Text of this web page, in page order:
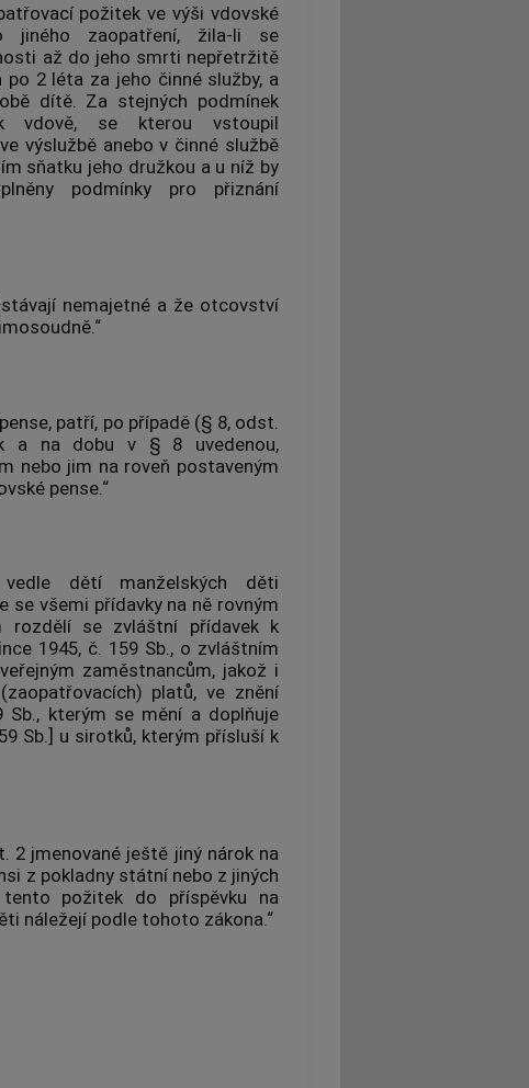
požitek ve výši vdovské
jiného zaopatření, žila-li se
až do jeho smrti nepřetržitě
2 léta za jeho činné služby, a
dítě. Za stejných podmínek
vdově, se kterou vstoupil
výslužbě anebo v činné službě
sňatku jeho družkou a u níž by
podmínky pro přiznání
nemajetné a že otcovství
patří, po případě (§ 8, odst.
a na dobu v § 8 uvedenou,
nebo jim na roveň postaveným
pense.“
dětí manželských děti
se všemi přídavky na ně rovným
rozdělí se zvláštní přídavek k
1945, č. 159 Sb., o zvláštním
zaměstnancům, jakož i
platů, ve znění
Sb., kterým se mění a doplňuje
Sb.] u sirotků, kterým přísluší k
2 jmenované ještě jiný nárok na
z pokladny státní nebo z jiných
požitek do příspěvku na
náležejí podle tohoto zákona.“